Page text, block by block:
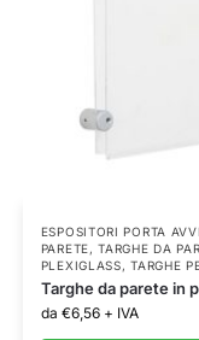
ESPOSITORI PORTA
PARETE,TARGHE DA
PLEXIGLASS,TARGHE
Targhe da parete in
da €6,56 + IVA